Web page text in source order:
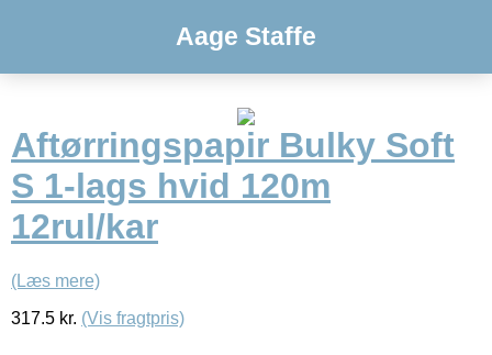
Aage Staffe
Aftørringspapir Bulky Soft
S 1-lags hvid 120m
12rul/kar
(Læs mere)
317.5 kr. (Vis fragtpris)